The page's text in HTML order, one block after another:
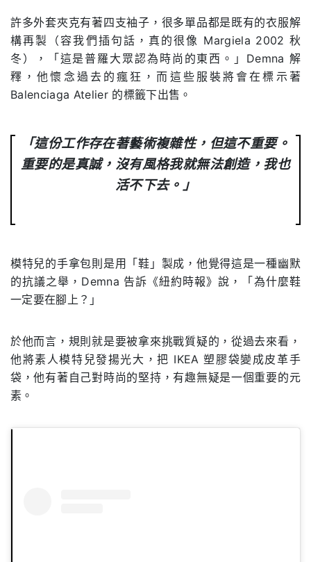
許多外套夾克有著四支袖子，很多單品都是既有的衣服解
構再製（容我們插句話，真的很像 Margiela 2002 秋
冬），「這是普羅大眾認為時尚的東西。」Demna 解
釋，他懷念過去的瘋狂，而這些服裝將會在標示著
Balenciaga Atelier 的標籤下出售。
「這份工作存在著藝術複雜性，但這不重要。
重要的是真誠，沒有風格我就無法創造，我也
活不下去。」
模特兒的手拿包則是用「鞋」製成，他覺得這是一種幽默
的抗議之舉，Demna 告訴《紐約時報》說，「為什麼鞋
一定要在腳上？」
於他而言，規則就是要被拿來挑戰質疑的，從過去來看，
他將素人模特兒發揚光大，把 IKEA 塑膠袋變成皮革手
袋，他有著自己對時尚的堅持，有趣無疑是一個重要的元
素。